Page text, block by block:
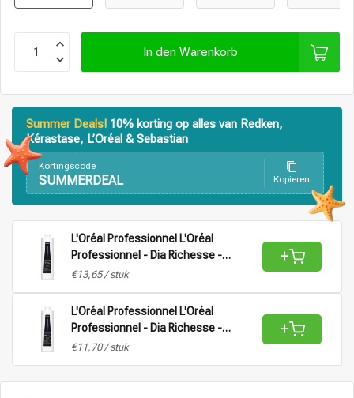
Stylingprodukte
In den Warenkorb
Summer Deals! 10% korting op alles van Redken,
Kérastase, L’Oréal & Sebastian
Kortingscode
SUMMERDEAL Kopieren
L'Oréal Professionnel L'Oréal
Professionnel - Dia Richesse -
Aktivator Vol 9 (2,7%) |
1L
€13,65 / stuk
+
L'Oréal Professionnel L'Oréal
Professionnel - Dia Richesse -
Aktivator Vol 15 (4,5%) |
€11,70 / stuk
+